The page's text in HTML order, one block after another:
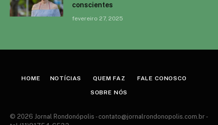
conscientes
fevereiro 27, 2025
HOME NOTÍCIAS QUEM FAZ FALE CONOSCO
SOBRE NÓS
© 2026 Jornal Rondonópolis - contato@jornalrondonopolis.com.br -